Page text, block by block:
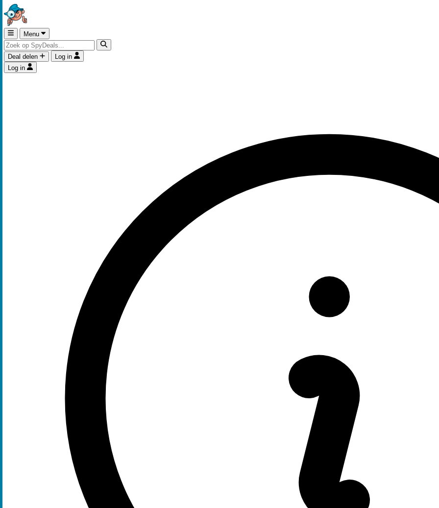
Menu
Deal delen
Log in
Log in